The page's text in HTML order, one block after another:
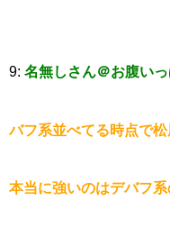
9: 名無しさん＠お腹いっ
バフ系並べてる時点で
本当に強いのはデバフ